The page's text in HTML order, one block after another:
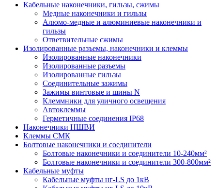
Кабельные наконечники, гильзы, сжимы
Медные наконечники и гильзы
Алюмо-медные и алюминиевые наконечники и
гильзы
Ответвительные сжимы
Изолированные разъемы, наконечники и клеммы
Изолированные наконечники
Изолированные разъемы
Изолированные гильзы
Соединительные зажимы
Зажимы винтовые и шины N
Клеммники для уличного освещения
Автоклеммы
Герметичные соединения IP68
Наконечники НШВИ
Клеммы СМК
Болтовые наконечники и соединители
Болтовые наконечники и соединители 10-240мм²
Болтовые наконечники и соединители 300-800мм²
Кабельные муфты
Кабельные муфты нг-LS до 1кВ